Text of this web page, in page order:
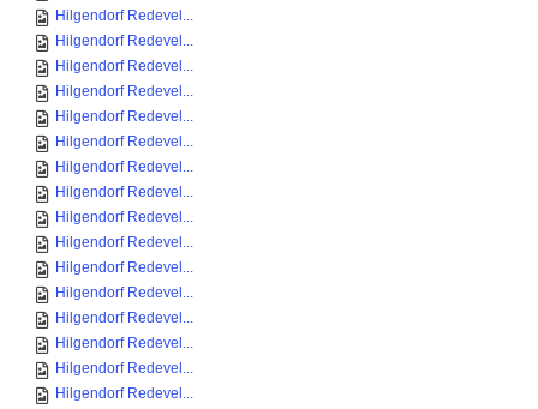
Hilgendorf Redevel...
Hilgendorf Redevel...
Hilgendorf Redevel...
Hilgendorf Redevel...
Hilgendorf Redevel...
Hilgendorf Redevel...
Hilgendorf Redevel...
Hilgendorf Redevel...
Hilgendorf Redevel...
Hilgendorf Redevel...
Hilgendorf Redevel...
Hilgendorf Redevel...
Hilgendorf Redevel...
Hilgendorf Redevel...
Hilgendorf Redevel...
Hilgendorf Redevel...